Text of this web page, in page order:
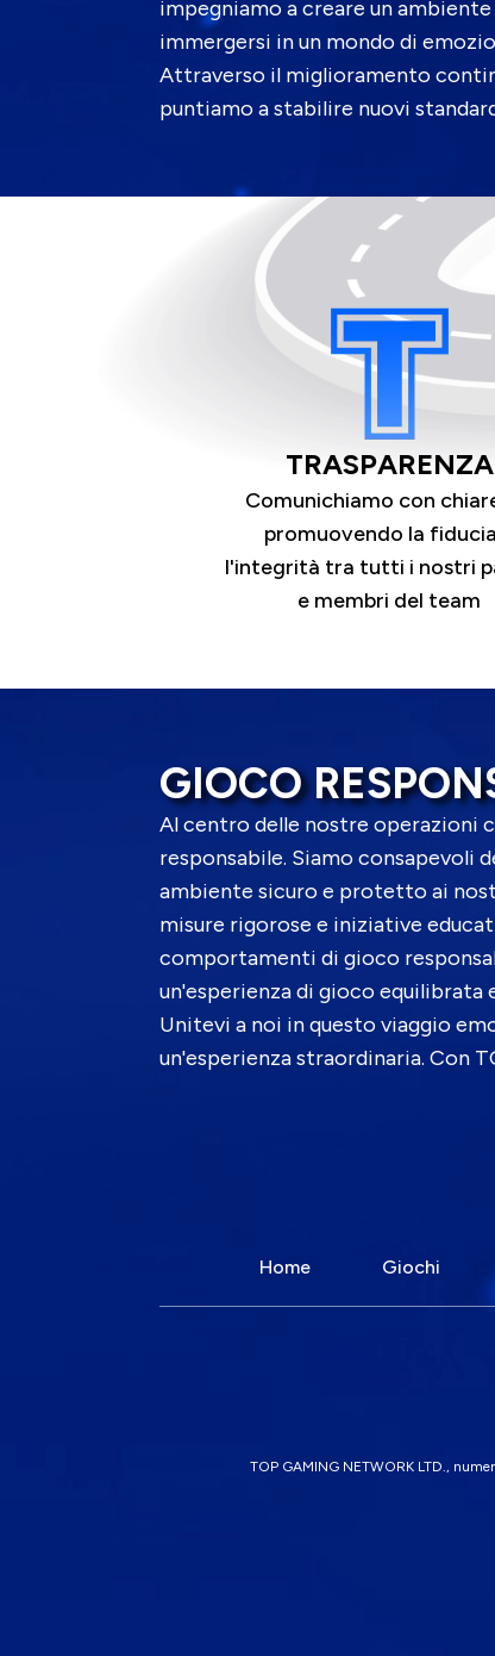
impegniamo a creare un
immergersi in un mondo di
Attraverso il miglioramento
puntiamo a stabilire nuovi
TRASPARENZA
Comunichiamo con
promuovendo la
l'integrità tra tutti i nostri
e membri del team
GIOCO
Al centro delle nostre operazioni
responsabile. Siamo consapevoli
ambiente sicuro e protetto ai
misure rigorose e iniziative
comportamenti di gioco
un'esperienza di gioco equilibrata
Unitevi a noi in questo viaggio
un'esperienza straordinaria. Con
Home Giochi
TOP GAMING NETWORK LTD.,